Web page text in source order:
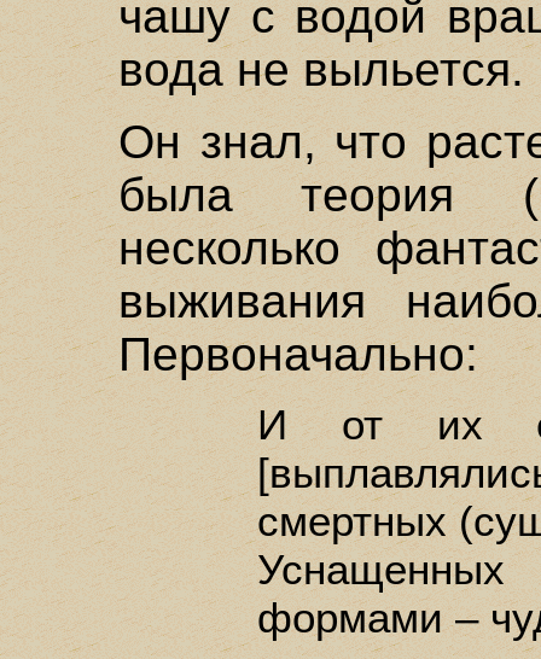
чашу с водой
вода не выльется.
Он знал, что
была теория
несколько
выживания
Первоначально:
И от их
смертных
формами –